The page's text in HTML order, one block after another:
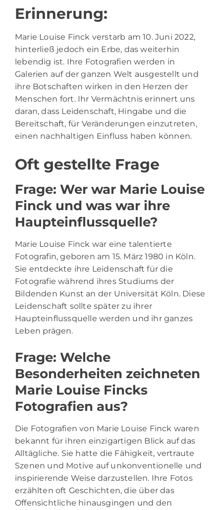
Erinnerung:
Marie Louise Finck verstarb am 10. Juni 2022,
hinterließ jedoch ein Erbe, das weiterhin
lebendig ist. Ihre Fotografien werden in
Galerien auf der ganzen Welt ausgestellt und
ihre Botschaften wirken in den Herzen der
Menschen fort. Ihr Vermächtnis erinnert uns
daran, dass Leidenschaft, Hingabe und die
Bereitschaft, für Veränderungen einzutreten,
einen nachhaltigen Einfluss haben können.
Oft gestellte Frage
Frage: Wer war Marie Louise
Finck und was war ihre
Haupteinflussquelle?
Marie Louise Finck war eine talentierte
Fotografin, geboren am 15. März 1980 in Köln.
Sie entdeckte ihre Leidenschaft für die
Fotografie während ihres Studiums der
Bildenden Kunst an der Universität Köln. Diese
Leidenschaft sollte später zu ihrer
Haupteinflussquelle werden und ihr ganzes
Leben prägen.
Frage: Welche
Besonderheiten zeichneten
Marie Louise Fincks
Fotografien aus?
Die Fotografien von Marie Louise Finck waren
bekannt für ihren einzigartigen Blick auf das
Alltägliche. Sie hatte die Fähigkeit, vertraute
Szenen und Motive auf unkonventionelle und
inspirierende Weise darzustellen. Ihre Fotos
erzählten oft Geschichten, die über das
Offensichtliche hinausgingen und den